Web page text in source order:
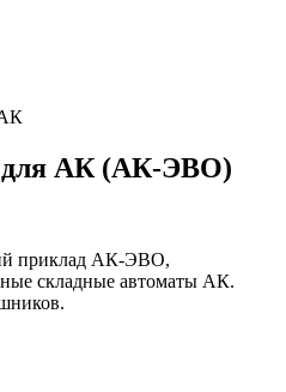
АК (АК-ЭВО)
приклад АК-ЭВО,
складные автоматы АК.